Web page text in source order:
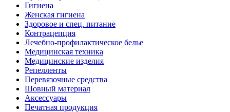
Гигиена
Женская гигиена
Здоровое и спец. питание
Контрацепция
Лечебно-профилактическое белье
Медицинская техника
Медицинские изделия
Репелленты
Перевязочные средства
Шовный материал
Аксессуары
Печатная продукция